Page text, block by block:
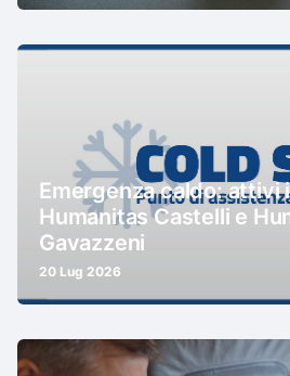
Emergenza caldo: attivi
Humanitas Castelli e
Gavazzeni
20 Lug 2026